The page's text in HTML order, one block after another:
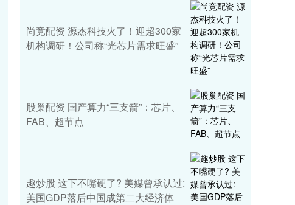
尚竞配资 源杰科技火了！迎超300家
机构调研！公司称“光芯片需求旺盛”
股巢配资 国产算力“三支箭”：芯片、
FAB、超节点
趣炒股 这下不嘴硬了? 美媒曾承认过:
美国GDP落后中国成第二大经济体